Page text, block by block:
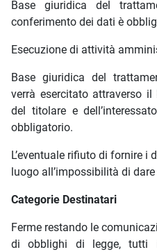
Base giuridica del
conferimento dei dati è
Esecuzione di attività
Base giuridica del
verrà esercitato attraverso
del titolare e
obbligatorio.
L’eventuale rifiuto di fornire i
luogo all’impossibilità di
Categorie Destinatari
Ferme restando le
di obblighi di legge, tutti